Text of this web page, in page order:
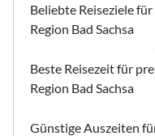
Beliebte Reiseziele
Region Bad Sachsa
Beste Reisezeit für
Region Bad Sachsa
Günstige Auszeiten